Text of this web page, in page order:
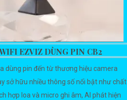
EZVIZ DÙNG PIN CB2
dùng pin đến từ thương hiệu camera
sở hữu nhiều thông số nổi bật như chất
hợp loa và micro ghi âm, AI phát hiện